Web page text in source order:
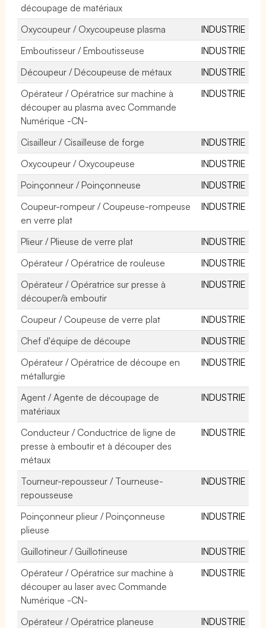
découpage de matériaux
Oxycoupeur / Oxycoupeuse plasma
INDUSTRIE
Emboutisseur / Emboutisseuse
INDUSTRIE
Découpeur / Découpeuse de métaux
INDUSTRIE
Opérateur / Opératrice sur machine à
découper au plasma avec Commande
Numérique -CN-
INDUSTRIE
Cisailleur / Cisailleuse de forge
INDUSTRIE
Oxycoupeur / Oxycoupeuse
INDUSTRIE
Poinçonneur / Poinçonneuse
INDUSTRIE
Coupeur-rompeur / Coupeuse-rompeuse
en verre plat
INDUSTRIE
Plieur / Plieuse de verre plat
INDUSTRIE
Opérateur / Opératrice de rouleuse
INDUSTRIE
Opérateur / Opératrice sur presse à
découper/à emboutir
INDUSTRIE
Coupeur / Coupeuse de verre plat
INDUSTRIE
Chef d'équipe de découpe
INDUSTRIE
Opérateur / Opératrice de découpe en
métallurgie
INDUSTRIE
Agent / Agente de découpage de
matériaux
INDUSTRIE
Conducteur / Conductrice de ligne de
presse à emboutir et à découper des
métaux
INDUSTRIE
Tourneur-repousseur / Tourneuse-
repousseuse
INDUSTRIE
Poinçonneur plieur / Poinçonneuse
plieuse
INDUSTRIE
Guillotineur / Guillotineuse
INDUSTRIE
Opérateur / Opératrice sur machine à
découper au laser avec Commande
Numérique -CN-
INDUSTRIE
Opérateur / Opératrice planeuse
INDUSTRIE